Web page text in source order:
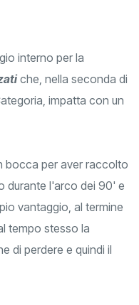
interno per la
che, nella seconda di
impatta con un
bocca per aver raccolto
durante l'arco dei 90' e
vantaggio, al termine
tempo stesso la
di perdere e quindi il